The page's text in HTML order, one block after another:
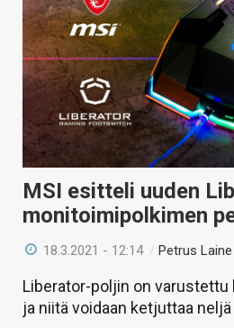
MSI esitteli uuden
monitoimipolkimen
18.3.2021 - 12:14 /Petrus Laine
Liberator-poljin on
ja niitä voidaan ketjuttaa neljä